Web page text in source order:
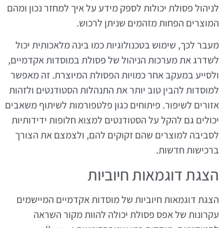
לניהול פסולת יכולות לספק מידע על איך למחזר נכון ומהם
המוצרים הפחות מזהמים שניתן לרכוש.
מעבר לכך, שימוש בטכנולוגיות כמו בינה מלאכותית יכול
לשדרג את מערכות הניהול של פסולת במוסדות אקדמיים,
ולסייע במעקב אחר כמויות הפסולת המיוצרת. זה מאפשר
למוסדות להבין טוב יותר את התנהלות הסטודנטים ולזהות
אזורים לשיפור. פיתוחים כגון פלטפורמות לשיתוף משאבים
יכולים גם להקל על הסטודנטים למצוא חלופות ידידותיות
לסביבה למוצרים שהם זקוקים להם, ולצמצם את הצורך
ברכישות חדשות.
הצגת דוגמאות חיוביות
הצגת דוגמאות חיוביות של מוסדות אקדמיים המיישמים
עקרונות של אפס פסולת יכולה להוות מקור השראה